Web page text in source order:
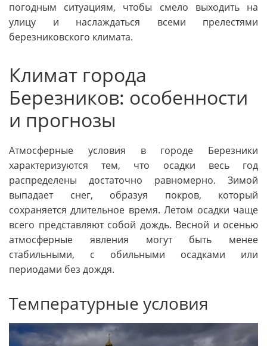
погодным ситуациям, чтобы смело выходить на
улицу и наслаждаться всеми прелестями
березниковского климата.
Климат города
Березников: особенности
и прогнозы
Атмосферные условия в городе Березники
характеризуются тем, что осадки весь год
распределены достаточно равномерно. Зимой
выпадает снег, образуя покров, который
сохраняется длительное время. Летом осадки чаще
всего представляют собой дождь. Весной и осенью
атмосферные явления могут быть менее
стабильными, с обильными осадками или
периодами без дождя.
Температурные условия